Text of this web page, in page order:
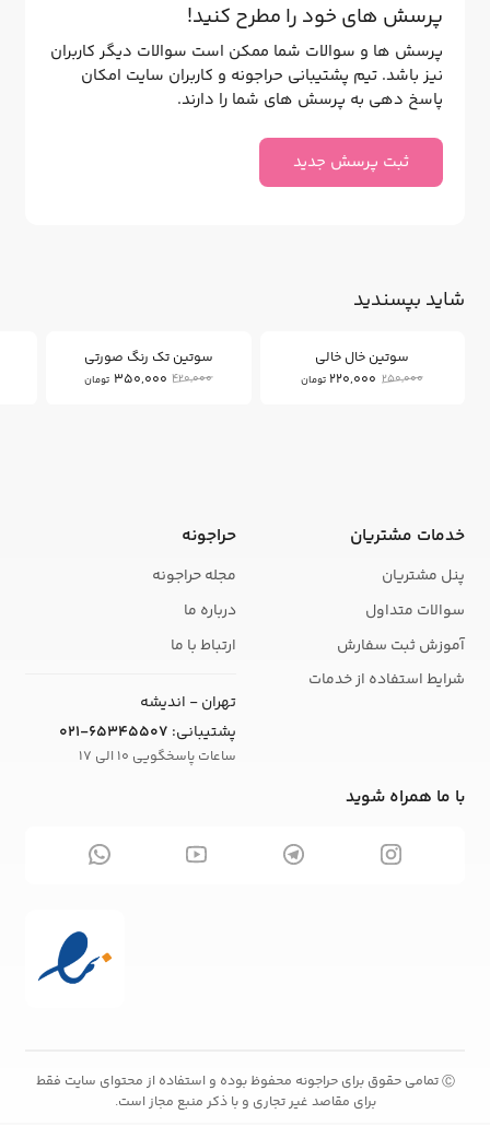
پرسش های خود را مطرح کنید!
پرسش ها و سوالات شما ممکن است سوالات دیگر کاربران
نیز باشد. تیم پشتیبانی حراجونه و کاربران سایت امکان
پاسخ دهی به پرسش های شما را دارند.
ثبت پرسش جدید
شاید بپسندید
سوتین خال خالی
250,000
220,000 تومان
سوتین تک رنگ صورتی
420,000
350,000 تومان
خدمات مشتریان
پنل مشتریان
سوالات متداول
آموزش ثبت سفارش
شرایط استفاده از خدمات
حراجونه
مجله حراجونه
درباره ما
ارتباط با ما
تهران - اندیشه
پشتیبانی: 021-65345507
ساعات پاسخگویی 10 الی 17
با ما همراه شوید
Ⓒتمامی حقوق برای حراجونه محفوظ بوده و استفاده از محتوای سایت فقط
برای مقاصد غیر تجاری و با ذکر منبع مجاز است.